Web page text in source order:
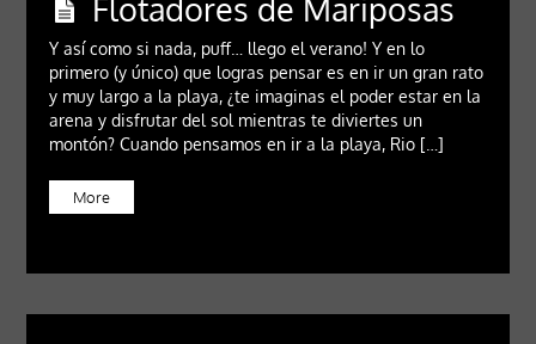
Flotadores de Mariposas
Y así como si nada, puff… llego el verano! Y en lo
primero (y único) que logras pensar es en ir un gran rato
y muy largo a la playa, ¿te imaginas el poder estar en la
arena y disfrutar del sol mientras te diviertes un
montón? Cuando pensamos en ir a la playa, Rio […]
More